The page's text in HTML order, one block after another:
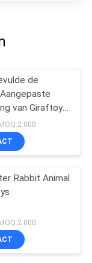
de
van Giraftoy
Rabbit Animal